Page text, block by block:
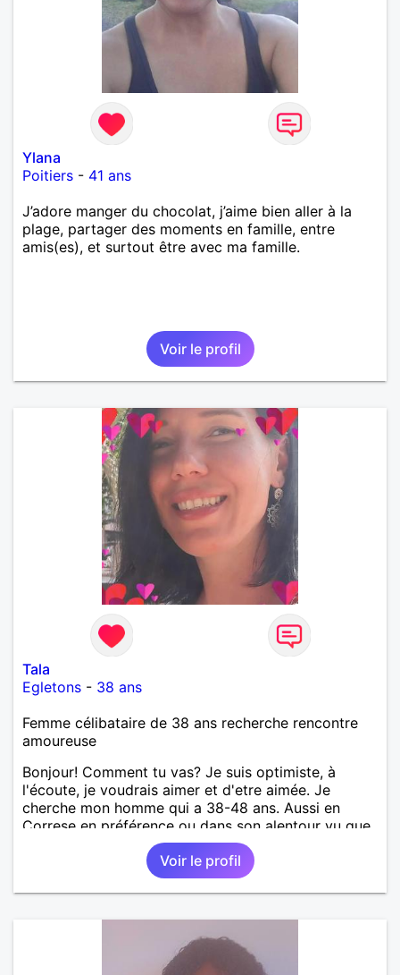
Ylana
Poitiers - 41 ans
J’adore manger du chocolat, j’aime bien aller à la
plage, partager des moments en famille, entre
amis(es), et surtout être avec ma famille.
Voir le profil
Tala
Egletons - 38 ans
Femme célibataire de 38 ans recherche rencontre
amoureuse
Bonjour! Comment tu vas? Je suis optimiste, à
l'écoute, je voudrais aimer et d'etre aimée. Je
cherche mon homme qui a 38-48 ans. Aussi en
Correse en préférence ou dans son alentour vu que
je travaille en CDI et je ne peux pas souvent
voyager loin. Merci. Bon chance à tout le monde.
Voir le profil